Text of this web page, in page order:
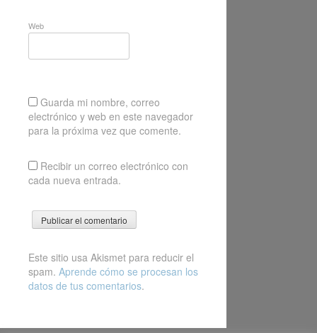
Web
Guarda mi nombre, correo
electrónico y web en este navegador
para la próxima vez que comente.
Recibir un correo electrónico con
cada nueva entrada.
Este sitio usa Akismet para reducir el
spam. Aprende cómo se procesan los
datos de tus comentarios.